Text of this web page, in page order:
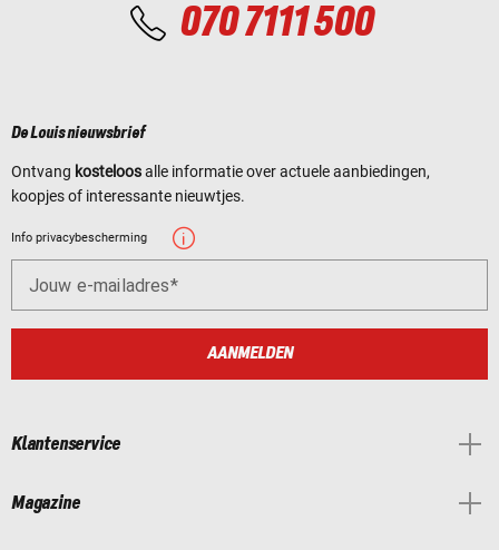
070 7111 500
De Louis nieuwsbrief
Ontvang kosteloosalle informatie over actuele aanbiedingen,
koopjes of interessante nieuwtjes.
Info privacybescherming
Jouw e-mailadres
AANMELDEN
Klantenservice
Magazine